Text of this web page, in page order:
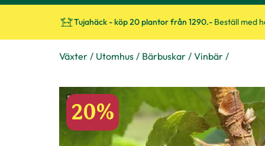
Tujahäck - köp 20 plantor från 1290.- Beställ med
Växter Utomhus Bärbuskar Vinbär
20%